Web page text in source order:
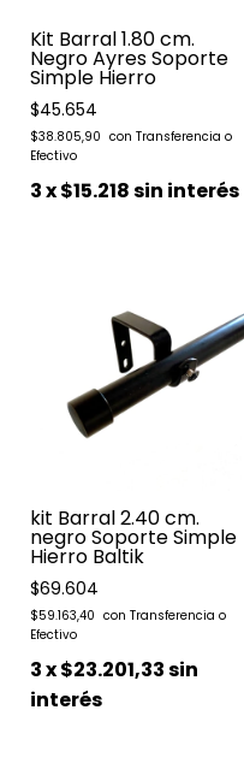
Kit Barral 1.80 cm.
Negro Ayres Soporte
Simple Hierro
$45.654
$38.805,90
3x$15.218sin interés
kit Barral 2.40 cm.
negro Soporte Simple
Hierro Baltik
$69.604
$59.163,40
3x$23.201,33sin
interés